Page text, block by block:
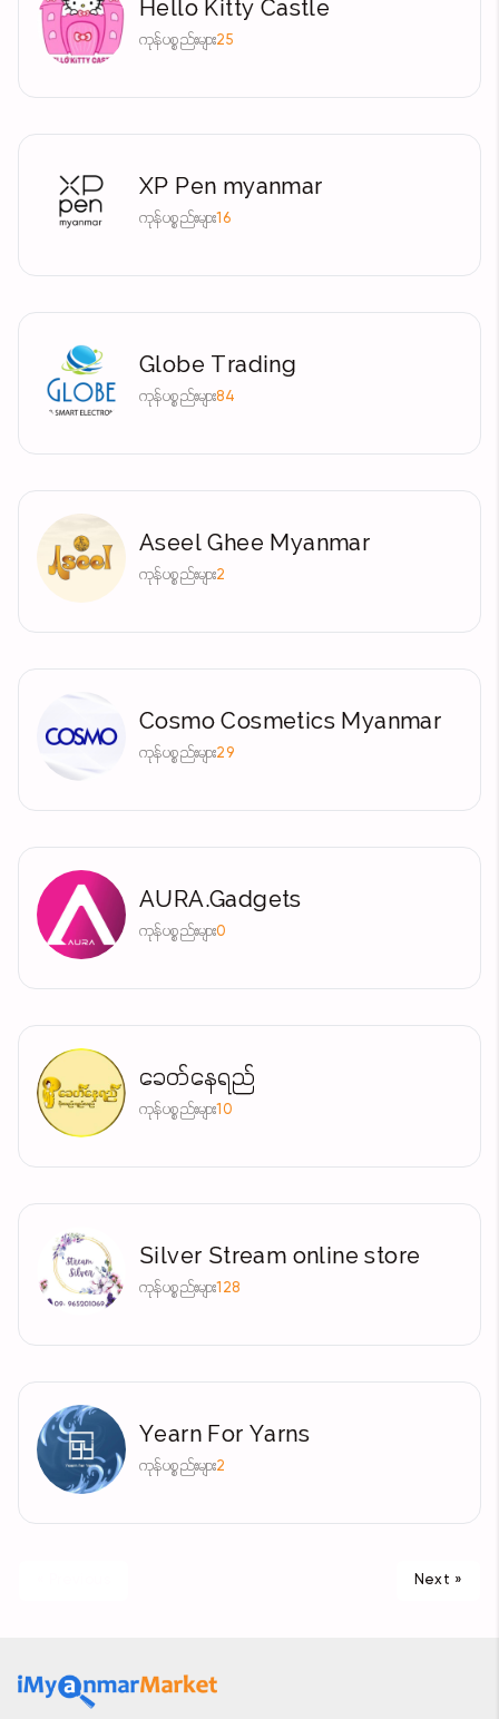
Hello Kitty Castle
ကုန်ပစ္စည်းများ25
XP Pen myanmar
ကုန်ပစ္စည်းများ 16
Globe Trading
ကုန်ပစ္စည်းများ84
Aseel Ghee Myanmar
ကုန်ပစ္စည်းများ2
Cosmo Cosmetics Myanmar
ကုန်ပစ္စည်းများ29
AURA.Gadgets
ကုန်ပစ္စည်းများ0
ခေတ်နေရည်
ကုန်ပစ္စည်းများ 10
Silver Stream online store
ကုန်ပစ္စည်းများ 128
Yearn For Yarns
ကုန်ပစ္စည်းများ2
Next »